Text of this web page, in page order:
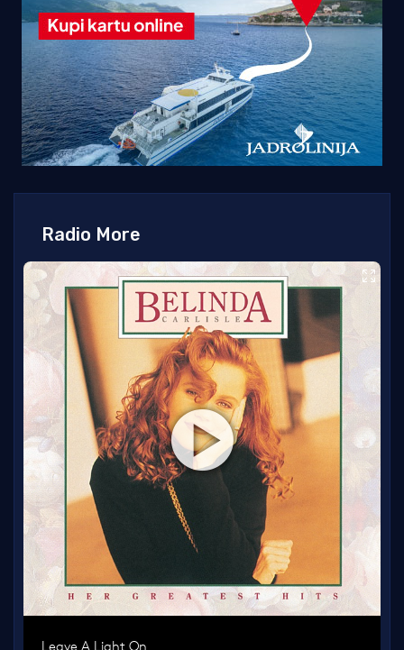
Radio More